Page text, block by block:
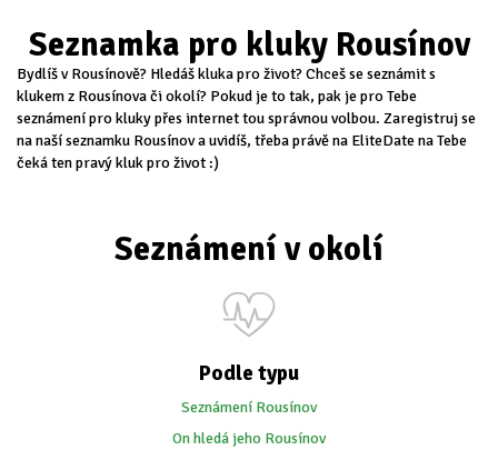
Seznamka pro kluky Rousínov
Bydlíš v Rousínově? Hledáš kluka pro život? Chceš se seznámit s
klukem z Rousínova či okolí? Pokud je to tak, pak je pro Tebe
seznámení pro kluky přes internet tou správnou volbou. Zaregistruj se
na naší seznamku Rousínov a uvidíš, třeba právě na EliteDate na Tebe
čeká ten pravý kluk pro život :)
Seznámení v okolí
Podle typu
Seznámení Rousínov
On hledá jeho Rousínov